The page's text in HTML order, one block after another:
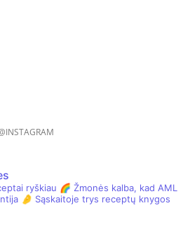
ryškiau 🌈 Žmonės kalba, kad AML
🤌 Sąskaitoje trys receptų knygos